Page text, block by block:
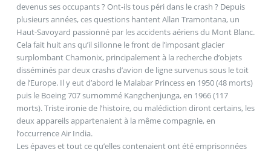
devenus ses occupants ? Ont-ils tous péri dans le crash ? Depuis
plusieurs années, ces questions hantent Allan Tramontana, un
Haut-Savoyard passionné par les accidents aériens du Mont Blanc.
Cela fait huit ans qu’il sillonne le front de l’imposant glacier
surplombant Chamonix, principalement à la recherche d’objets
disséminés par deux crashs d’avion de ligne survenus sous le toit
de l’Europe. Il y eut d’abord le Malabar Princess en 1950 (48 morts)
puis le Boeing 707 surnommé Kangchenjunga, en 1966 (117
morts). Triste ironie de l’histoire, ou malédiction diront certains, les
deux appareils appartenaient à la même compagnie, en
l’occurrence Air India.
Les épaves et tout ce qu’elles contenaient ont été emprisonnées